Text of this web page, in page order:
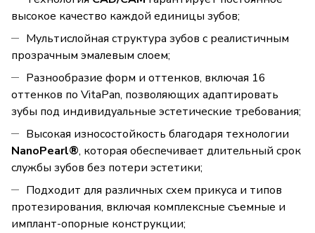
высокое качество каждой единицы зубов;
Мультислойная структура зубов с реалистичным
прозрачным эмалевым слоем;
Разнообразие форм и оттенков, включая 16
оттенков по VitaPan, позволяющих адаптировать
зубы под индивидуальные эстетические требования;
Высокая износостойкость благодаря технологии
NanoPearl®, которая обеспечивает длительный срок
службы зубов без потери эстетики;
Подходит для различных схем прикуса и типов
протезирования, включая комплексные съемные и
имплант-опорные конструкции;